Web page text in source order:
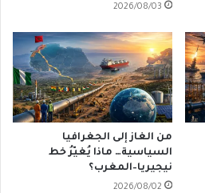
2026/08/03
من الغاز إلى الجغرافيا
السياسية… ماذا يُغيّرُ خط
نيجيريا–المغرب؟
2026/08/02